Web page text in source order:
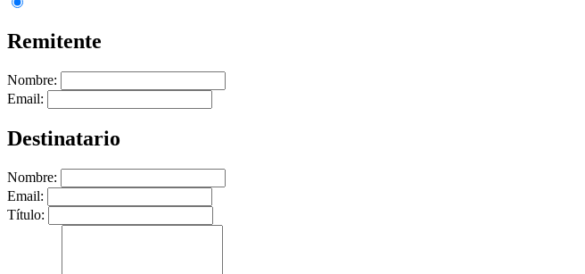
Remitente
Nombre:
Email:
Destinatario
Nombre:
Email:
Título: